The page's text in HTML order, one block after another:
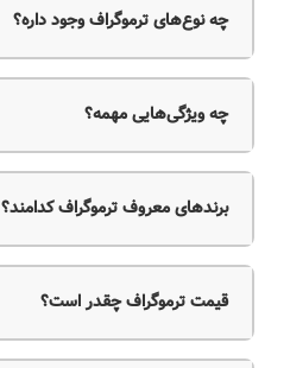
چه نوع‌های ترموگراف وجود داره؟
چه ویژگی‌هایی مهمه؟
برندهای معروف ترموگراف کدامند؟
قیمت ترموگراف چقدر است؟